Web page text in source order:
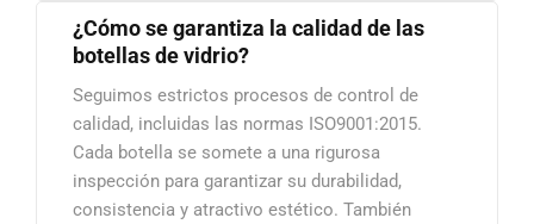
¿Cómo se garantiza la calidad de las
botellas de vidrio?
Seguimos estrictos procesos de control de
calidad, incluidas las normas ISO9001:2015.
Cada botella se somete a una rigurosa
inspección para garantizar su durabilidad,
consistencia y atractivo estético. También